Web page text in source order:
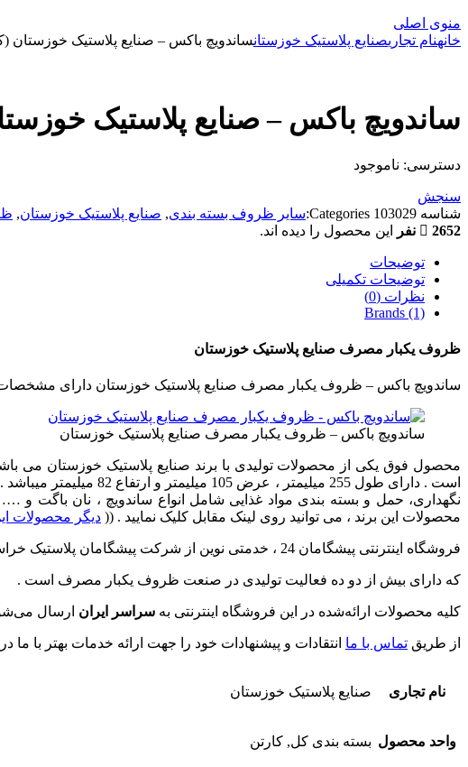
منوی اصلی
خانهنام تجاریصنایع پلاستیک خوزستانساندویچ باکس – صنایع پلاستیک خوزستان (کارتن
ساندویچ باکس – صنایع پلاستیک خوزستان
دسترسی: ناموجود
سنجش
شناسه 103029
Categories: سایر ظروف بسته بندی, صنایع پلاستیک خوزستان,
2652 نفر
این محصول را دیده اند.
توضیحات
توضیحات تکمیلی
نظرات (0)
Brands (1)
ظروف یکبار مصرف صنایع پلاستیک خوزستان
ساندویچ باکس – ظروف یکبار مصرف صنایع پلاستیک خوزستان دارای
ساندویچ باکس – ظروف یکبار مصرف صنایع پلاستیک خوزستان
محصول فوق یکی از محصولات تولیدی با برند صنایع پلاستیک خوزستان می
است . دارای طول 255
محصولات این برند ، می توانید روی لینک مقابل کلیک نمایید . (( دیگر محصولات
فروشگاه اینترنتی پیشگامان 24 ، خدمتی نوین از شرکت پیشگامان پلاستیک خراسان می باشد .
که دارای بیش از دو ده فعالیت تولیدی در صنعت ظروف یکبار مصرف است .
کلیه محصولات ارائه‌شده در این فروشگاه اینترنتی به سراسر ایران ارسال
از طریق تماس با ما انتقادات و پیشنهادات خود را جهت ارائه خدمات بهتر با ما
نام تجاری صنایع پلاستیک خوزستان
واحد محصول بسته بندی کل, کارتن